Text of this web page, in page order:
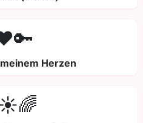
Herzen